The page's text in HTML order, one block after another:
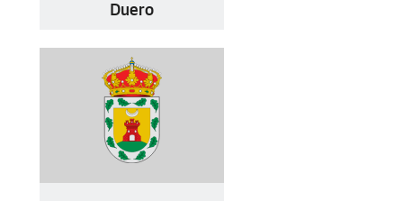
Duero